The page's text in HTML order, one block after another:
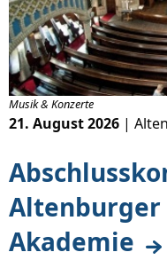
Altenburger
Akademie
Musik & Konzerte
21. August 2026 |